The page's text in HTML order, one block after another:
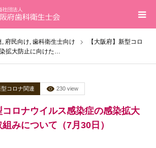
, 府民向け, 歯科衛生士向け
【大阪府】新型コロ
拡大防止に向けた…
型コロナ関連 230 view
コロナウイルス感染症の感染拡大
みについて（7月30日）